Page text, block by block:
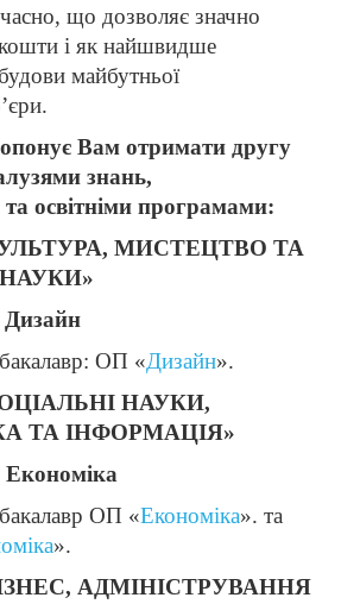
що дозволяє значно
і як найшвидше
майбутньої
Вам отримати другу
знань,
та освітніми програмами:
МИСТЕЦТВО ТА
бакалавр: ОП «Дизайн».
НАУКИ,
ТА ІНФОРМАЦІЯ»
бакалавр ОП «Економіка». та
».
АДМІНІСТРУВАННЯ